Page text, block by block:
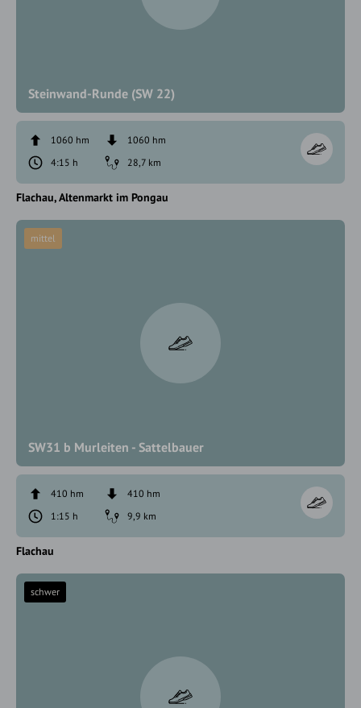
Steinwand-Runde (SW 22)
1060 hm
1060 hm
4:15 h
28,7 km
Flachau Altenmarkt im Pongau
SW31 b Murleiten - Sattelbauer
mittel
410 hm
410 hm
1:15 h
9,9 km
Flachau
schwer